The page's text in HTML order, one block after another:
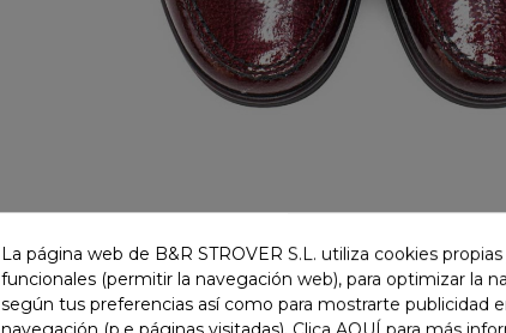
La página web de B&R STROVER S.L. utiliza cookies
funcionales (permitir la navegación web), para optimizar la
según tus preferencias así como para mostrarte publicidad